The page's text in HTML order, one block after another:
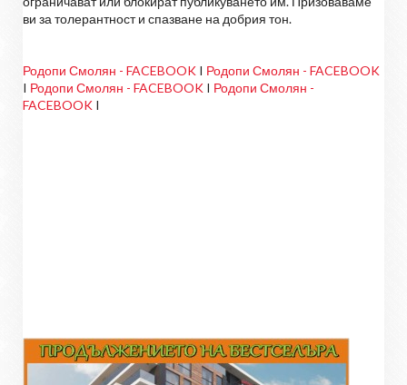
ви за толерантност и спазване на добрия тон.
Родопи Смолян - FACEBOOK I Родопи Смолян - FACEBOOK
I Родопи Смолян - FACEBOOK I Родопи Смолян -
FACEBOOK I